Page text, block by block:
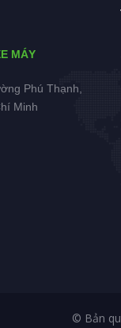
MÁY
Phú Thạnh,
Minh
© Bản